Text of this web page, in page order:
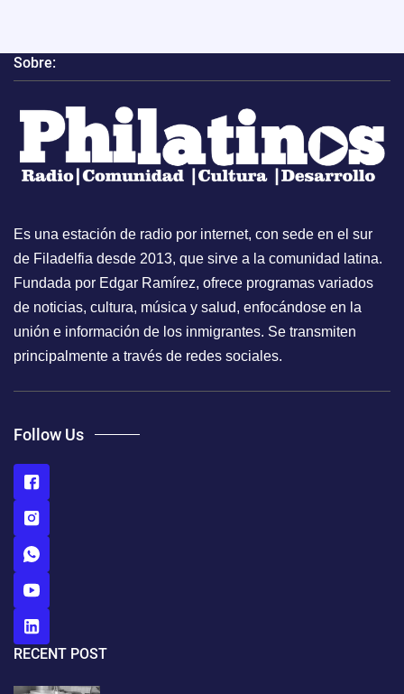
Sobre:
Es una estación de radio por internet, con sede en el sur
de Filadelfia desde 2013, que sirve a la comunidad latina.
Fundada por Edgar Ramírez, ofrece programas variados
de noticias, cultura, música y salud, enfocándose en la
unión e información de los inmigrantes. Se transmiten
principalmente a través de redes sociales.
Follow Us
RECENT POST